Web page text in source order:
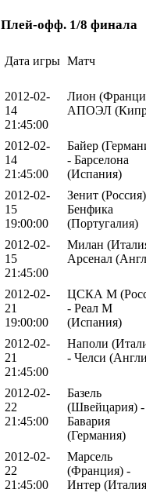
Плей-офф. 1/8 финала
Дата игры Матч
2012-02-
14
21:45:00
Лион
АПОЭЛ
2012-02-
14
21:45:00
Байер
- Барселона
(Испания)
2012-02-
15
19:00:00
Зенит
Бенфика
(Португалия)
2012-02-
15
21:45:00
Милан
Арсенал
2012-02-
21
19:00:00
ЦСКА М
- Реал М
(Испания)
2012-02-
21
21:45:00
Наполи
- Челси
2012-02-
22
21:45:00
Базель
(Швейцария) -
Бавария
(Германия)
2012-02-
22
21:45:00
Марсель
(Франция) -
Интер